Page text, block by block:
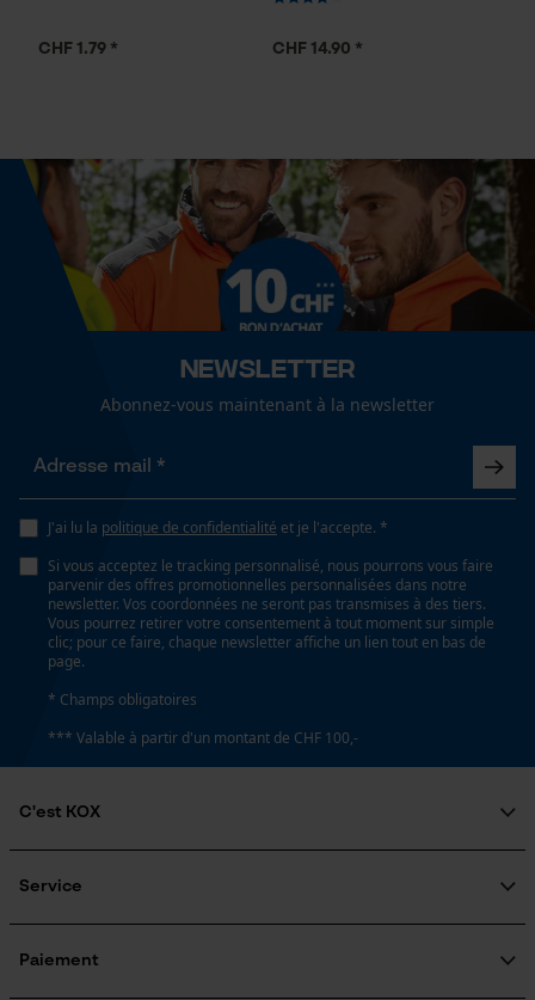
CHF 1.79 * CHF 14.90 *
Newsletter
Abonnez-vous maintenant à la newsletter
J'ai lu la politique de confidentialité et je l'accepte. *
Si vous acceptez le tracking personnalisé, nous pourrons vous faire
parvenir des offres promotionnelles personnalisées dans notre
newsletter. Vos coordonnées ne seront pas transmises à des tiers.
Vous pourrez retirer votre consentement à tout moment sur simple
clic; pour ce faire, chaque newsletter affiche un lien tout en bas de
page.
* Champs obligatoires
*** Valable à partir d'un montant de CHF 100,-
C'est KOX
Engagement social
Inscription à la newsletter
Service
Traitement des retours
Paiement
Loop54 Personalization
Géo-IP et détection des
utilisateurs
Vidéos YouTube
Google Maps
Prise de contact par chat
Cookies marketing
Google Global Site Tag
Microsoft Advertising Universal
Event Tracking
Survicate